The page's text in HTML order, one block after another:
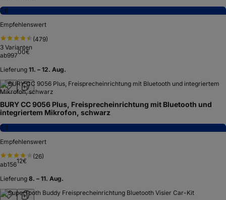
7,6
Empfehlenswert
(479)
3 Varianten
ab99700€
Lieferung 11. – 12. Aug.
BURY CC 9056 Plus, Freisprecheinrichtung mit Bluetooth und
integriertem Mikrofon, schwarz
7,3
Empfehlenswert
(26)
ab15612€
Lieferung 8. – 11. Aug.